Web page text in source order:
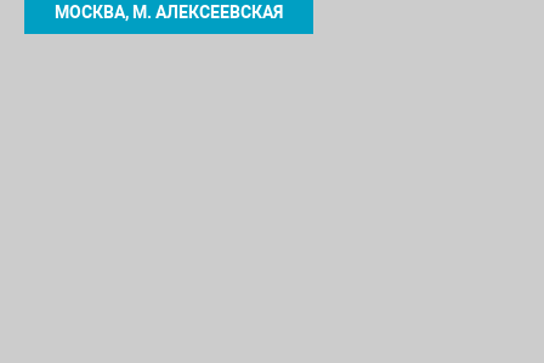
МОСКВА, М. АЛЕКСЕЕВСКАЯ